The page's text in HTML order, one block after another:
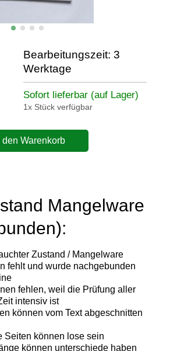
den Warenkorb
Bearbeitungszeit: 3
Werktage
Sofort lieferbar (auf Lager)
1x Stück verfügbar